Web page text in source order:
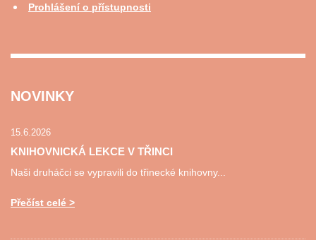
Prohlášení o přístupnosti
NOVINKY
15.6.2026
KNIHOVNICKÁ LEKCE V TŘINCI
Naši druháčci se vypravili do třinecké knihovny...
Přečíst celé